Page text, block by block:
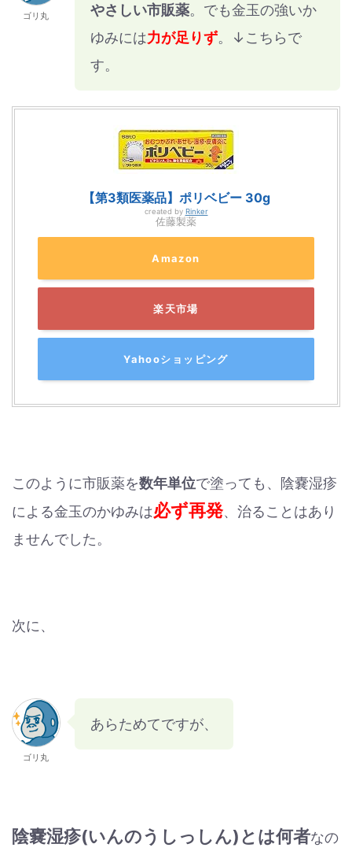
ゴリ丸
やさしい市販薬。でも金玉の強いか
ゆみには力が足りず。↓こちらで
す。
【第3類医薬品】ポリベビー 30g
created by Rinker
佐藤製薬
Amazon
楽天市場
Yahooショッピング
このように市販薬を数年単位で塗っても、陰嚢湿疹
による金玉のかゆみは必ず再発、治ることはあり
ませんでした。
次に、
ゴリ丸
あらためてですが、
陰嚢湿疹(いんのうしっしん)とは何者なの